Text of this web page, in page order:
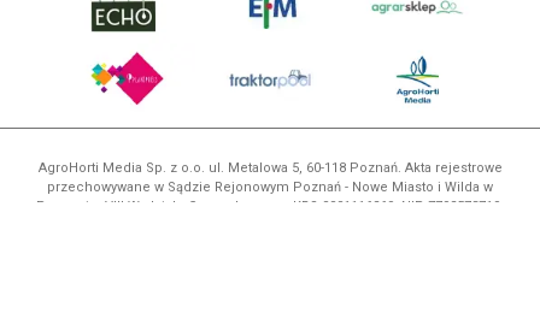
AgroHorti Media Sp. z o.o. ul. Metalowa 5, 60-118 Poznań. Akta rejestrowe
przechowywane w Sądzie Rejonowym Poznań - Nowe Miasto i Wilda w
Poznaniu, VIII Wydziale Gospodarczym, KRS 0001116269, NIP 7792573719,